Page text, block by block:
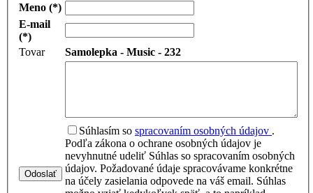
Meno (*)
E-mail
(*)
Tovar
Samolepka - Music - 232
Odoslať
Súhlasím so spracovaním osobných údajov .
Podľa zákona o ochrane osobných údajov je
nevyhnutné udeliť Súhlas so spracovaním osobných
údajov. Požadované údaje spracovávame konkrétne
na účely zasielania odpovede na váš email. Súhlas